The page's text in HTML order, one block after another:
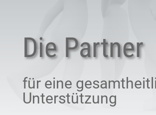
Die Partner
für eine
Unterstützung